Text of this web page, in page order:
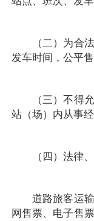
（二）为合
发车时间，公平售
（三）不得
站（场）内从事经
（四）法律
道路旅客运
网售票、电子售